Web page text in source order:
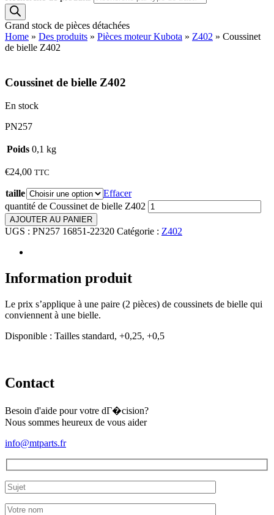
Grand stock de pièces détachées
Home » Des produits » Pièces moteur Kubota » Z402 » Coussinet
de bielle Z402
Coussinet de bielle Z402
En stock
PN257
Poids 0,1 kg
€24,00 TTC
taille
Effacer
quantité de Coussinet de bielle Z402
AJOUTER AU PANIER
UGS : PN257 16851-22320 Catégorie : Z402
Information produit
Le prix s’applique à une paire (2 pièces) de coussinets de bielle qui
conviennent à une bielle.
Disponible : Tailles standard, +0,25, +0,5
Contact
Besoin d'aide pour votre dГ�cision?
Nous sommes heureux de vous aider
info@mtparts.fr